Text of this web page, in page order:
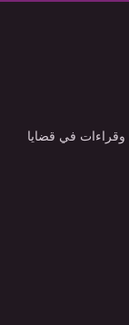
وقراءات في قضايا